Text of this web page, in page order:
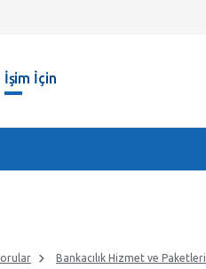
İşim İçin
Bankacılık Hizmet ve Paketleri